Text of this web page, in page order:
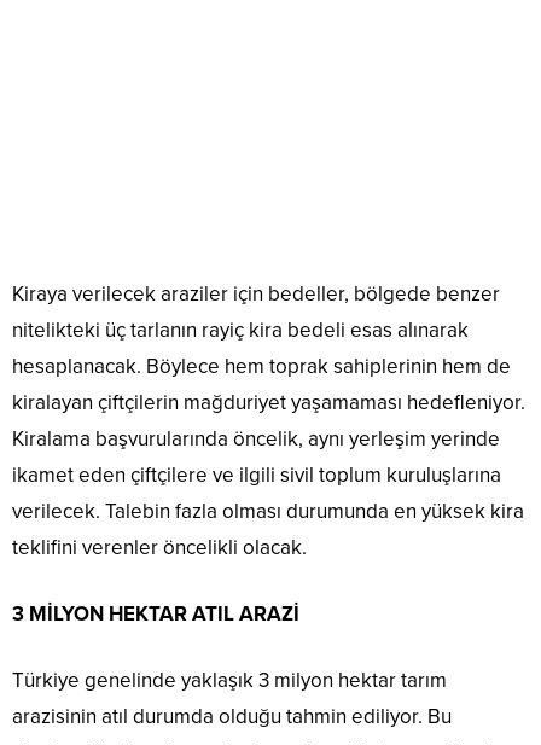
Kiraya verilecek araziler için bedeller, bölgede benzer
nitelikteki üç tarlanın rayiç kira bedeli esas alınarak
hesaplanacak. Böylece hem toprak sahiplerinin hem de
kiralayan çiftçilerin mağduriyet yaşamaması hedefleniyor.
Kiralama başvurularında öncelik, aynı yerleşim yerinde
ikamet eden çiftçilere ve ilgili sivil toplum kuruluşlarına
verilecek. Talebin fazla olması durumunda en yüksek kira
teklifini verenler öncelikli olacak.
3 MİLYON HEKTAR ATIL ARAZİ
Türkiye genelinde yaklaşık 3 milyon hektar tarım
arazisinin atıl durumda olduğu tahmin ediliyor. Bu